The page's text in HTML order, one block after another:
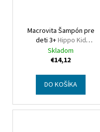
Macrovita Šampón pre
deti 3+Hippo Kid
Shampoo for kids
Skladom
€14,12
DO KOŠÍKA